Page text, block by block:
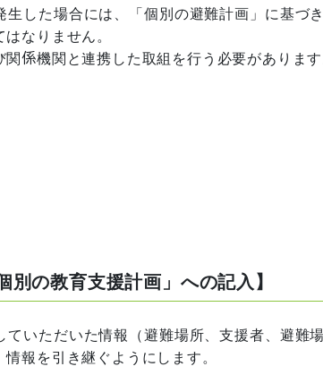
した場合には、「個別の避難計画」に基づ
なりません。
係機関と連携した取組を行う必要があります
の教育支援計画」への記入】
いただいた情報（避難場所、支援者、避難
報を引き継ぐようにします。